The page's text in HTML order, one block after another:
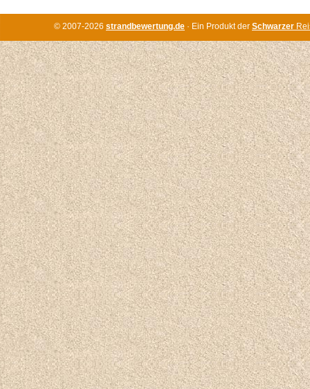
© 2007-2026 strandbewertung.de · Ein Produkt der Schwarzer